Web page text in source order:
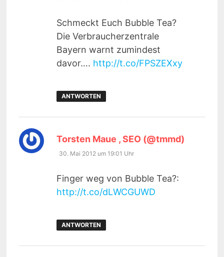
Schmeckt Euch Bubble Tea?
Die Verbraucherzentrale
Bayern warnt zumindest
davor…. http://t.co/FPSZEXxy
ANTWORTEN
Torsten Maue , SEO (@tmmd)
30. Mai 2012 um 19:01 Uhr
Finger weg von Bubble Tea?:
http://t.co/dLWCGUWD
ANTWORTEN